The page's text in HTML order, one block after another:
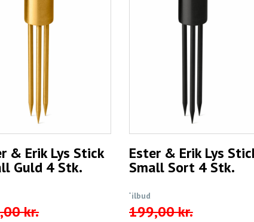
& Erik Lys Stick
Guld 4 Stk.
kr.
Ester & Erik Lys
Small Sort 4 Stk.
Tilbud
199,00 kr.